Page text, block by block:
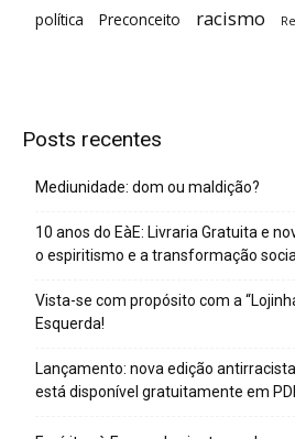
política Preconceito racismo
Posts recentes
Mediunidade: dom ou maldição?
10 anos do EàE: Livraria Gratuita e
o espiritismo e a transformação
Vista-se com propósito com a
Esquerda!
Lançamento: nova edição
está disponível gratuitamente em